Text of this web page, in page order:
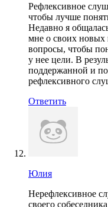
Рефлексивное
чтобы лучше
Недавно я
мне о своих новых
вопросы, чтобы
у нее цели. В
поддержанной и
рефлексивного
Ответить
Юлия
Нерефлексивное
своего